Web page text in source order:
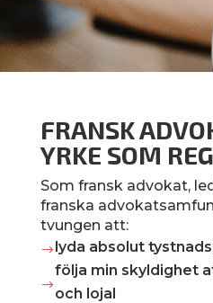
FRANSK
YRKE SOM
Som fransk advokat,
franska
tvungen att:
$lyda absolut
$
följa min skyldighet
och lojal